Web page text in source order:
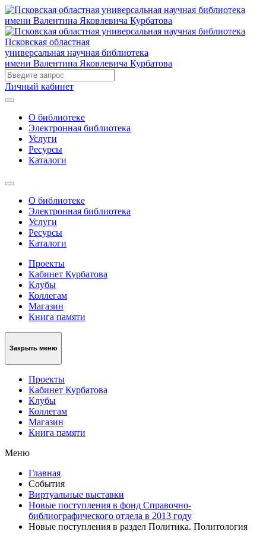
Псковская областная
универсальная научная библиотека
имени Валентина Яковлевича Курбатова
Личный кабинет
О библиотеке
Электронная библиотека
Услуги
Ресурсы
Каталоги
О библиотеке
Электронная библиотека
Услуги
Ресурсы
Каталоги
Проекты
Кабинет Курбатова
Клубы
Коллегам
Магазин
Книга памяти
Закрыть меню
Проекты
Кабинет Курбатова
Клубы
Коллегам
Магазин
Книга памяти
Меню
Главная
События
Виртуальные выставки
Новые поступления в фонд Справочно-
библиографического отдела в 2013 году
Новые поступления в раздел Политика. Политология